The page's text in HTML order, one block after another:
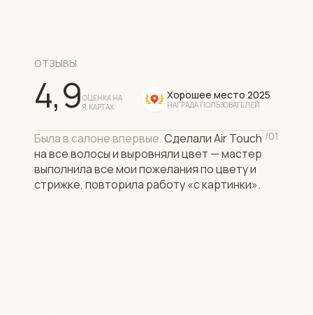
ОТЗЫВЫ
4,9 ОЦЕНКА НА
Я.КАРТАХ
Хорошее место 2025
НАГРАДА ПОЛЬЗОВАТЕЛЕЙ
Была в салоне впервые.Сделали Air Touch
на все волосы и выровняли цвет — мастер
выполнила все мои пожелания по цвету и
стрижке, повторила работу «с картинки».
/01